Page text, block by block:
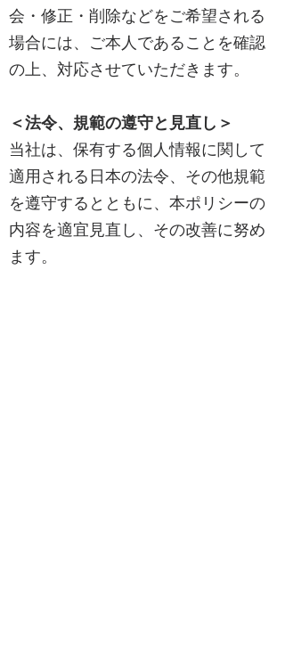
会・修正・削除などをご希望される
場合には、ご本人であることを確認
の上、対応させていただきます。
＜法令、規範の遵守と見直し＞
当社は、保有する個人情報に関して
適用される日本の法令、その他規範
を遵守するとともに、本ポリシーの
内容を適宜見直し、その改善に努め
ます。